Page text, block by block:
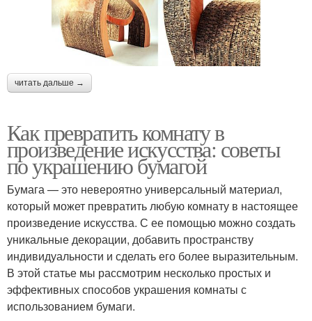
читать дальше →
Как превратить комнату в
произведение искусства: советы
по украшению бумагой
Бумага — это невероятно универсальный материал,
который может превратить любую комнату в настоящее
произведение искусства. С ее помощью можно создать
уникальные декорации, добавить пространству
индивидуальности и сделать его более выразительным.
В этой статье мы рассмотрим несколько простых и
эффективных способов украшения комнаты с
использованием бумаги.